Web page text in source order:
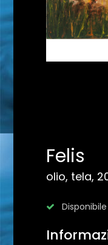
Felis
olio, tela,
Disponibile